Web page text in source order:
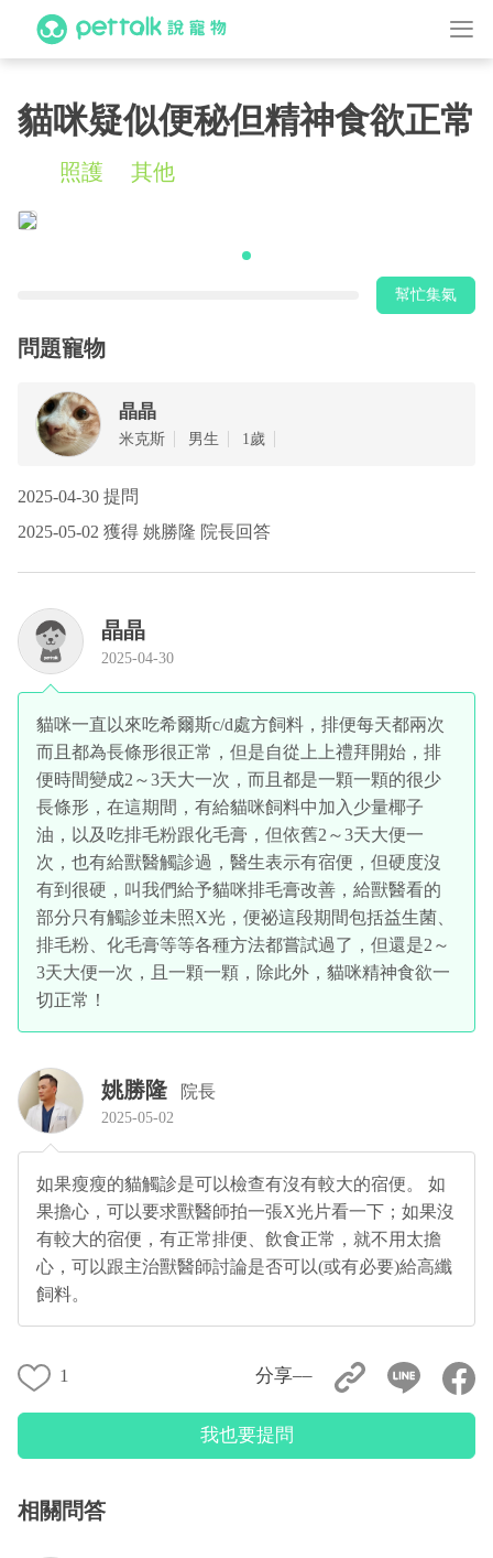
貓咪疑似便秘但精神食欲正常
照護 其他
幫忙集氣
問題寵物
晶晶
米克斯 男生 1歲
2025-04-30 提問
2025-05-02 獲得 姚勝隆 院長回答
晶晶
2025-04-30
貓咪一直以來吃希爾斯c/d處方飼料，排便每天都兩次
而且都為長條形很正常，但是自從上上禮拜開始，排
便時間變成2～3天大一次，而且都是一顆一顆的很少
長條形，在這期間，有給貓咪飼料中加入少量椰子
油，以及吃排毛粉跟化毛膏，但依舊2～3天大便一
次，也有給獸醫觸診過，醫生表示有宿便，但硬度沒
有到很硬，叫我們給予貓咪排毛膏改善，給獸醫看的
部分只有觸診並未照X光，便祕這段期間包括益生菌、
排毛粉、化毛膏等等各種方法都嘗試過了，但還是2～
3天大便一次，且一顆一顆，除此外，貓咪精神食欲一
切正常！
姚勝隆 院長
2025-05-02
如果瘦瘦的貓觸診是可以檢查有沒有較大的宿便。 如
果擔心，可以要求獸醫師拍一張X光片看一下；如果沒
有較大的宿便，有正常排便、飲食正常，就不用太擔
心，可以跟主治獸醫師討論是否可以(或有必要)給高纖
飼料。
1 分享––
我也要提問
相關問答